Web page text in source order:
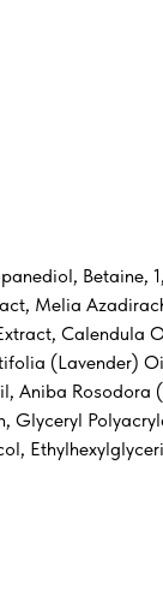
Betaine,
Melia
Calendula
(Lavender)
Aniba Rosodora
Glyceryl